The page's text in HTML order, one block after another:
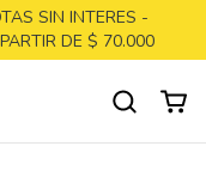
SIN INTERES -
DE $ 70.000